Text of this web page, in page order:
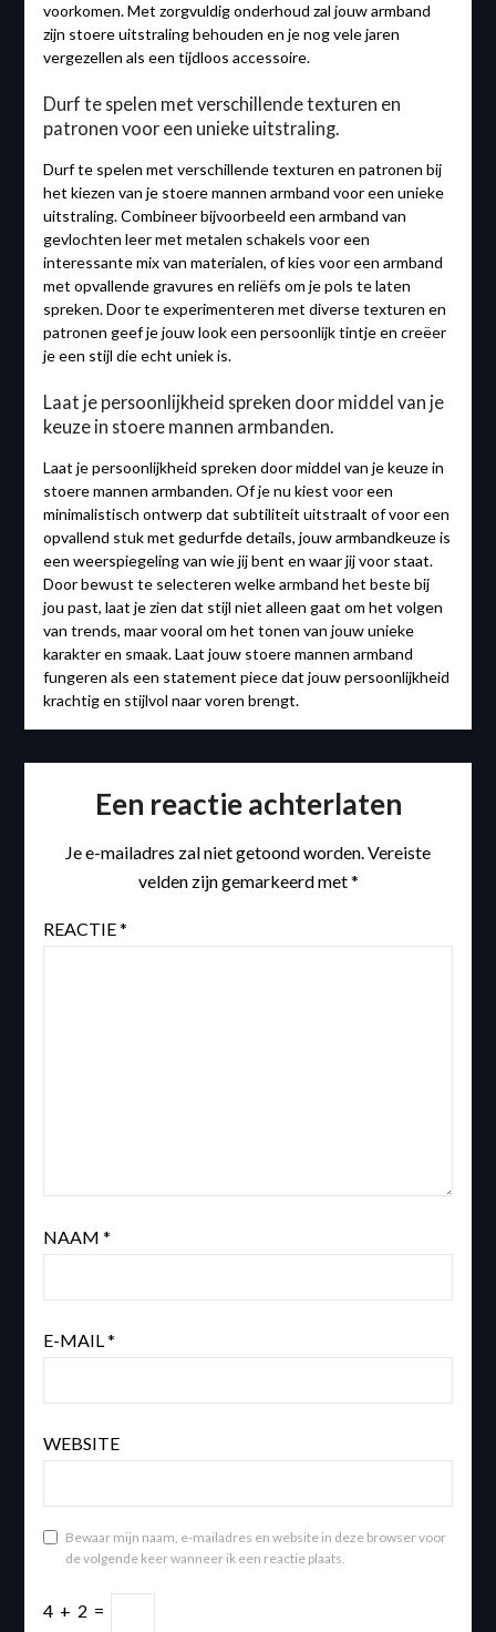
voorkomen. Met zorgvuldig onderhoud zal jouw armband
zijn stoere uitstraling behouden en je nog vele jaren
vergezellen als een tijdloos accessoire.
Durf te spelen met verschillende texturen en
patronen voor een unieke uitstraling.
Durf te spelen met verschillende texturen en patronen bij
het kiezen van je stoere mannen armband voor een unieke
uitstraling. Combineer bijvoorbeeld een armband van
gevlochten leer met metalen schakels voor een
interessante mix van materialen, of kies voor een armband
met opvallende gravures en reliëfs om je pols te laten
spreken. Door te experimenteren met diverse texturen en
patronen geef je jouw look een persoonlijk tintje en creëer
je een stijl die echt uniek is.
Laat je persoonlijkheid spreken door middel van je
keuze in stoere mannen armbanden.
Laat je persoonlijkheid spreken door middel van je keuze in
stoere mannen armbanden. Of je nu kiest voor een
minimalistisch ontwerp dat subtiliteit uitstraalt of voor een
opvallend stuk met gedurfde details, jouw armbandkeuze is
een weerspiegeling van wie jij bent en waar jij voor staat.
Door bewust te selecteren welke armband het beste bij
jou past, laat je zien dat stijl niet alleen gaat om het volgen
van trends, maar vooral om het tonen van jouw unieke
karakter en smaak. Laat jouw stoere mannen armband
fungeren als een statement piece dat jouw persoonlijkheid
krachtig en stijlvol naar voren brengt.
Een reactie achterlaten
Je e-mailadres zal niet getoond worden.Vereiste
velden zijn gemarkeerd met*
REACTIE*
NAAM *
E-MAIL*
WEBSITE
Bewaar mijn naam, e-mailadres en website in deze browser voor
de volgende keer wanneer ik een reactie plaats.
4 + 2 =